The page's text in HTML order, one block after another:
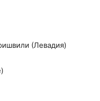
(Левадия)